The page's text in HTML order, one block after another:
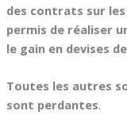
des contrats sur
permis de réaliser
le gain en devises
Toutes les autres
sont perdantes.